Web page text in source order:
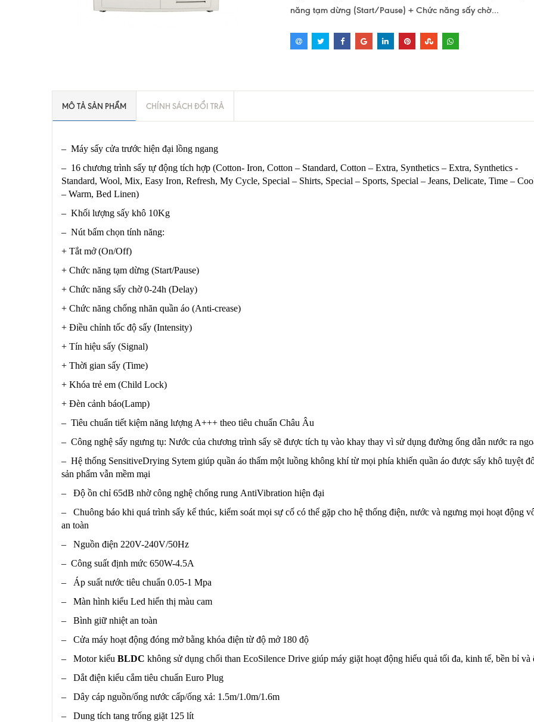
năng tạm dừng (Start/Pause) + Chức năng sấy chờ...
MÔ TẢ SẢN PHẨM CHÍNH SÁCH ĐỔI TRẢ
– Máy sấy cửa trước hiện đại lồng ngang
– 16 chương trình sấy tự động tích hợp (Cotton- Iron, Cotton – Standard, Cotton – Extra, Synthetics – Extra, Synthetics -
Standard, Wool, Mix, Easy Iron, Refresh, My Cycle, Special – Shirts, Special – Sports, Special – Jeans, Delicate, Time –
– Warm, Bed Linen)
– Khối lượng sấy khô 10Kg
– Nút bấm chọn tính năng:
+ Tắt mở (On/Off)
+ Chức năng tạm dừng (Start/Pause)
+ Chức năng sấy chờ 0-24h (Delay)
+ Chức năng chống nhăn quần áo (Anti-crease)
+ Điều chỉnh tốc độ sấy (Intensity)
+ Tín hiệu sấy (Signal)
+ Thời gian sấy (Time)
+ Khóa trẻ em (Child Lock)
+ Đèn cảnh báo(Lamp)
– Tiêu chuẩn tiết kiệm năng lượng A+++ theo tiêu chuẩn Châu Âu
– Công nghệ sấy ngưng tụ: Nước của chương trình sấy sẽ được tích tụ vào khay thay vì sử dụng đường ống dẫn nước ra
– Hệ thống SensitiveDrying Sytem giúp quần áo thấm một luồng không khí từ mọi phía khiến quần áo được sấy khô tuyệt
sản phẩm vẫn mềm mại
– Độ ồn chỉ 65dB nhờ công nghệ chống rung AntiVibration hiện đại
– Chuông báo khi quá trình sấy kế thúc, kiểm soát mọi sự cố có thể gặp cho hệ thống điện, nước và ngưng mọi hoạt động
an toàn
– Nguồn điện 220V-240V/50Hz
– Công suất định mức 650W-4.5A
– Áp suất nước tiêu chuẩn 0.05-1 Mpa
– Màn hình kiểu Led hiển thị màu cam
– Bình giữ nhiệt an toàn
– Cửa máy hoạt động đóng mở bằng khóa điện từ độ mở 180 độ
– Motor kiểu BLDC không sử dụng chổi than EcoSilence Drive giúp máy giặt hoạt động hiểu quả tối đa, kinh tế, bền bỉ và
– Dắt điện kiểu cắm tiêu chuẩn Euro Plug
– Dây cáp nguồn/ống nước cấp/ống xả: 1.5m/1.0m/1.6m
– Dung tích tang trống giặt 125 lít